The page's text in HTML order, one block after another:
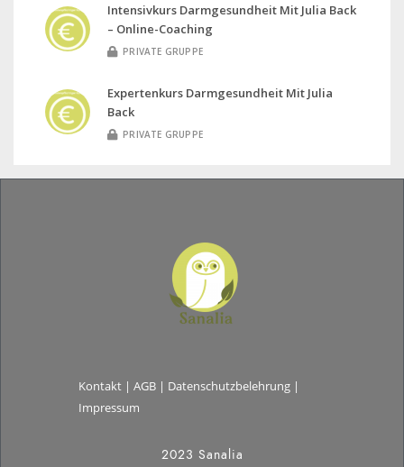
Intensivkurs Darmgesundheit Mit Julia Back
– Online-Coaching
PRIVATE GRUPPE
Expertenkurs Darmgesundheit Mit Julia
Back
PRIVATE GRUPPE
Kontakt |AGB | Datenschutzbelehrung |
Impressum
2023 Sanalia